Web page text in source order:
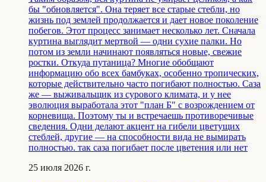
бы "обновляется". Она теряет все старые стебли, но
жизнь под землей продолжается и дает новое поколение
побегов. Этот процесс занимает несколько лет. Сначала
куртина выглядит мертвой — одни сухие палки. Но
потом из земли начинают появляться новые, свежие
ростки. Откуда путаница? Многие обобщают
информацию обо всех бамбуках, особенно тропических,
которые действительно часто погибают полностью. Саза
же — выживальщик из сурового климата, и у нее
эволюция выработала этот "план Б" с возрождением от
корневища. Поэтому ты и встречаешь противоречивые
сведения. Одни делают акцент на гибели цветущих
стеблей, другие — на способности вида не вымирать
полностью. так саза погибает после цветения или нет
25 июля 2026 г.